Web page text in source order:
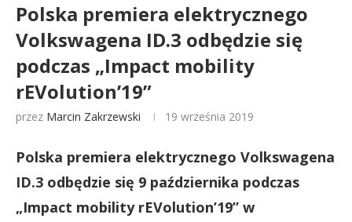
Polska premiera elektrycznego
Volkswagena ID.3 odbędzie się
podczas „Impact mobility
rEVolution’19”
przez Marcin Zakrzewski 19 września 2019
Polska premiera elektrycznego Volkswagena
ID.3 odbędzie się 9 października podczas
„Impact mobility rEVolution’19” w